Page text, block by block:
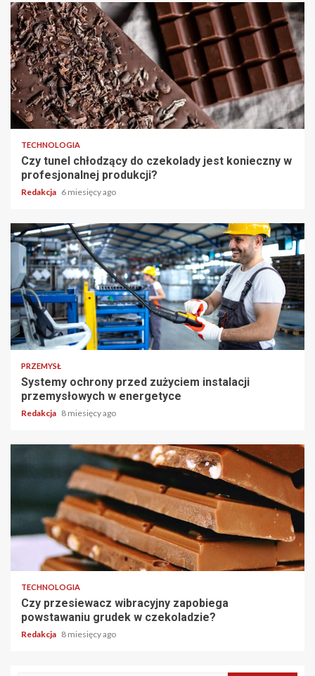
TECHNOLOGIA
Czy tunel chłodzący do czekolady jest konieczny w
profesjonalnej produkcji?
Redakcja 6 miesięcy ago
PRZEMYSŁ
Systemy ochrony przed zużyciem instalacji
przemysłowych w energetyce
Redakcja 8 miesięcy ago
TECHNOLOGIA
Czy przesiewacz wibracyjny zapobiega
powstawaniu grudek w czekoladzie?
Redakcja 8 miesięcy ago